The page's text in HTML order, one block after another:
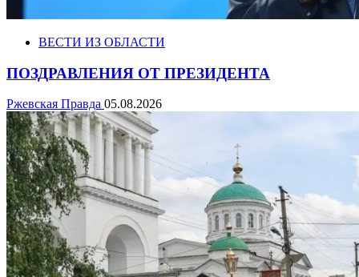
ВЕСТИ ИЗ ОБЛАСТИ
ПОЗДРАВЛЕНИЯ ОТ ПРЕЗИДЕНТА
Ржевская Правда 05.08.2026